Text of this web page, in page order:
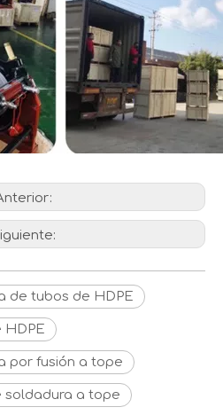
de tubos de HDPE
por fusión a tope
soldadura a tope